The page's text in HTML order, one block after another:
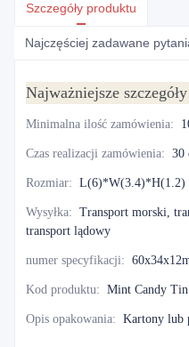
Szczegóły produktu
Najczęściej zadawane
Najważniejsze szczegóły
Minimalna ilość zamówienia:
Czas realizacji zamówienia: 30
Rozmiar: L(6)*W(3.4)*H(1.2)
Wysyłka: Transport morski,
transport lądowy
numer specyfikacji:
Kod produktu: Mint Candy
Opis opakowania: Kartony lub